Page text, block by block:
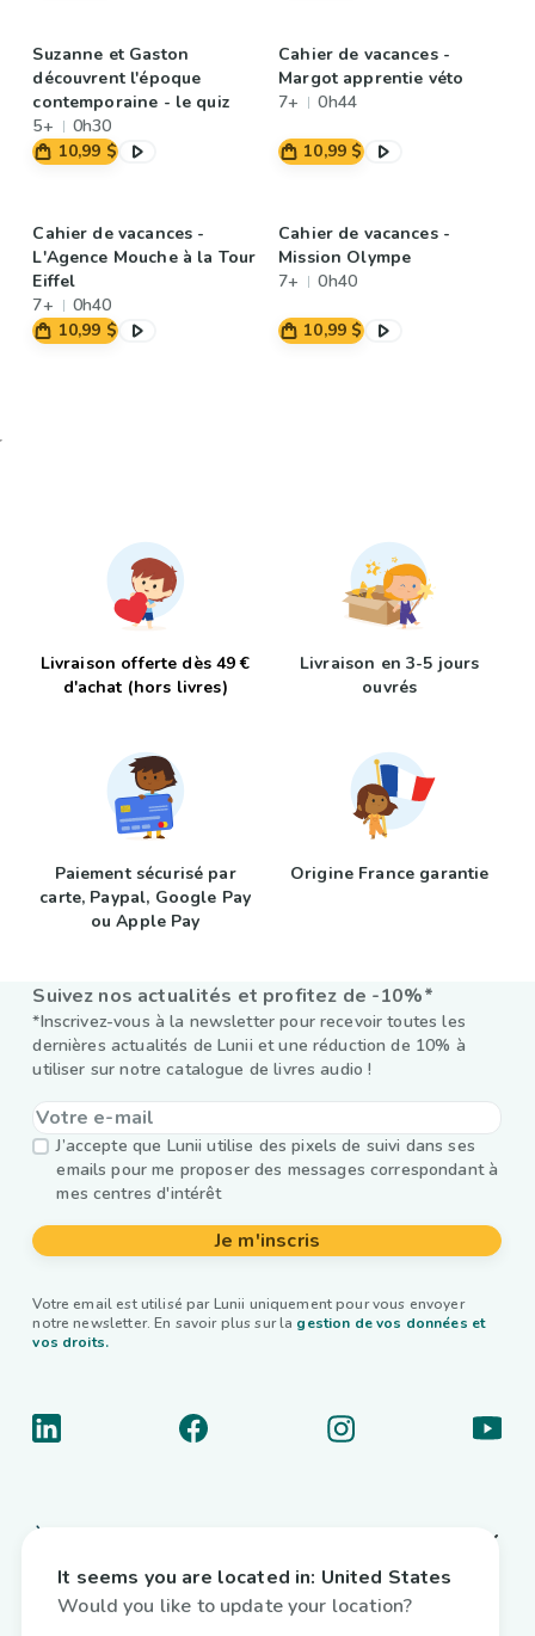
Suzanne et Gaston
découvrent l'époque
contemporaine - le quiz
5+
0h30
10,99 $
Cahier de vacances -
Margot apprentie véto
7+
0h44
10,99 $
Cahier de vacances -
L'Agence Mouche à la Tour
Eiffel
7+
0h40
10,99 $
Cahier de vacances -
Mission Olympe
7+
0h40
10,99 $
Livraison offerte dès 49 €
d'achat (hors livres)
Livraison en 3-5 jours
ouvrés
Paiement sécurisé par
carte, Paypal, Google Pay
ou Apple Pay
Origine France garantie
Suivez nos actualités et profitez de -10%*
*Inscrivez-vous à la newsletter pour recevoir toutes les
dernières actualités de Lunii et une réduction de 10% à
utiliser sur notre catalogue de livres audio !
J’accepte que Lunii utilise des pixels de suivi dans ses
emails pour me proposer des messages correspondant à
mes centres d'intérêt
Je m'inscris
Votre email est utilisé par Lunii uniquement pour vous envoyer
notre newsletter. En savoir plus sur la gestion de vos données et
vos droits.
Liens utiles
It seems you are located in: United States
Would you like to update your location?